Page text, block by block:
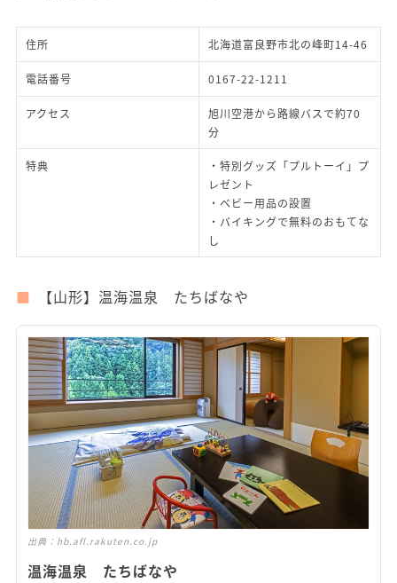
住所 北海道富良野市北の峰町14-46
電話番号 0167-22-1211
アクセス
旭川空港から路線バスで約70
分
特典
・特別グッズ「プルトーイ」プ
レゼント
・ベビー用品の設置
・バイキングで無料のおもてな
し
【山形】温海温泉 たちばなや
出典： hb.afl.rakuten.co.jp
温海温泉 たちばなや